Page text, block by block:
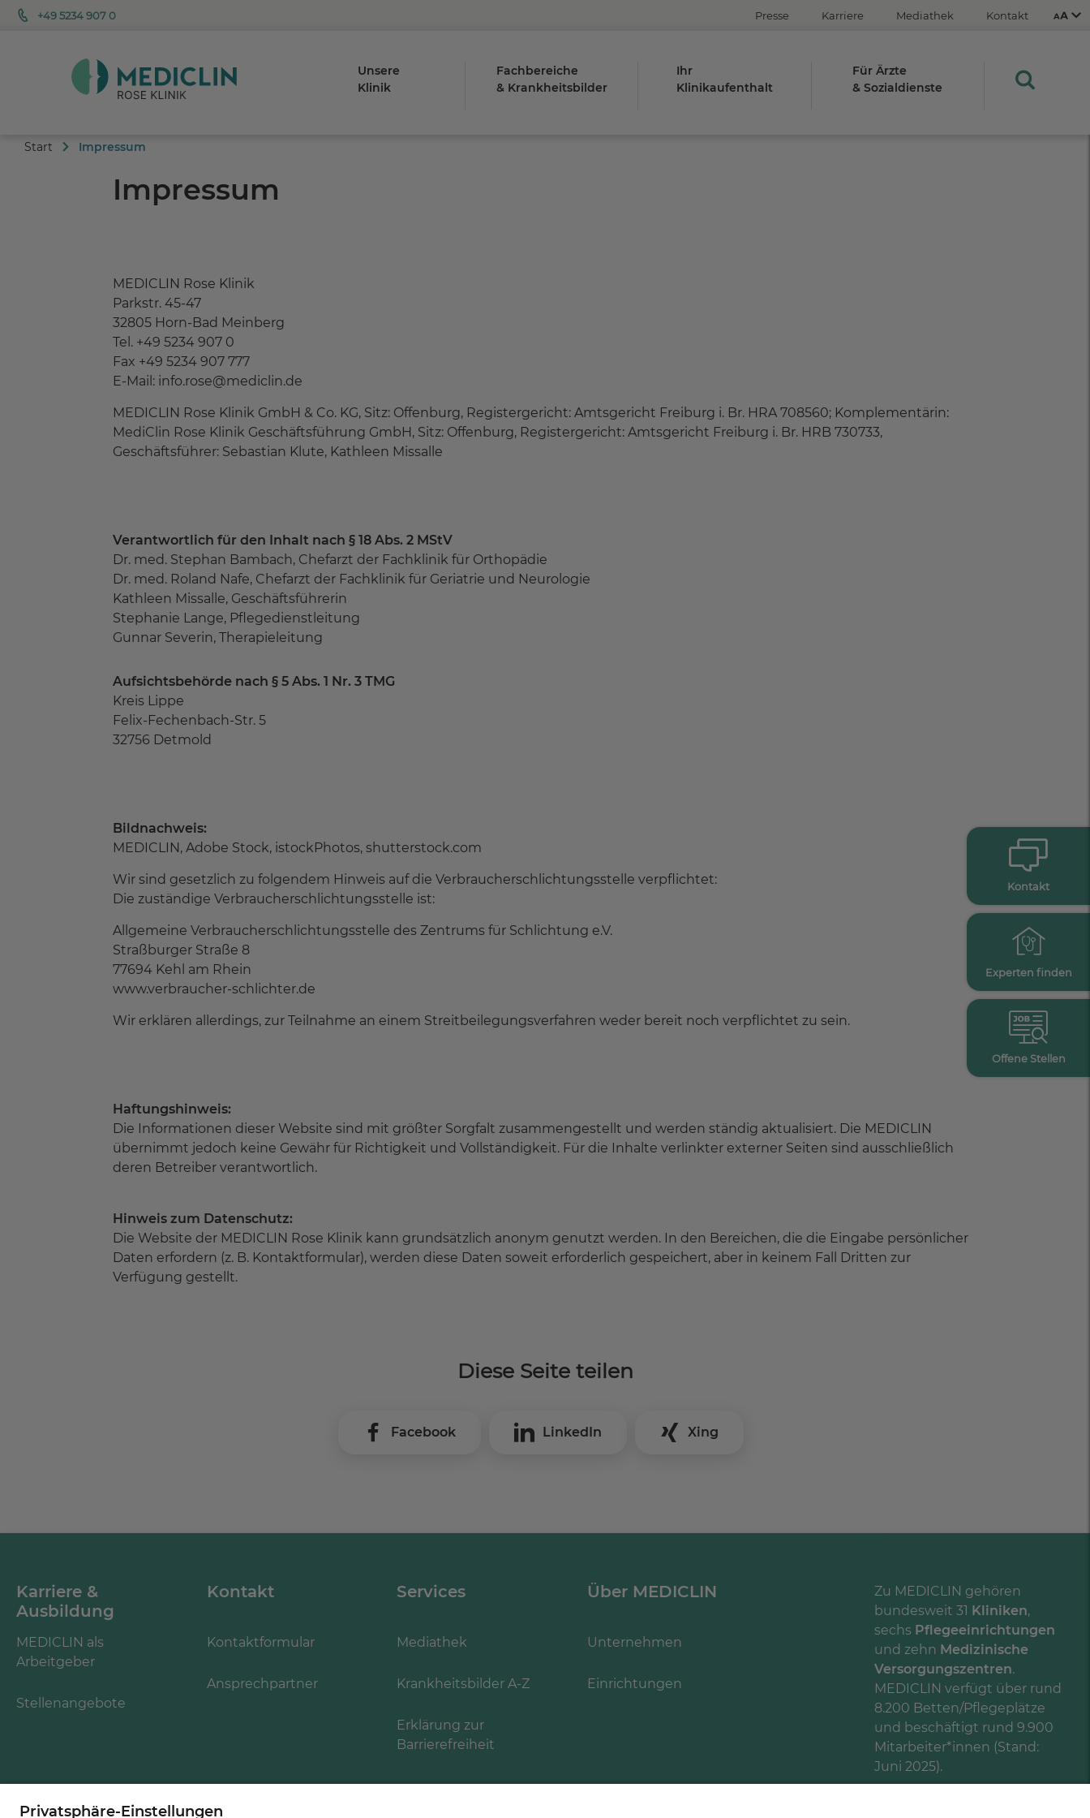
+49 5234 907 0 Presse Karriere Mediathek Kontakt
Unsere
Klinik
Fachbereiche
& Krankheitsbilder
Ihr
Klinikaufenthalt
Für Ärzte
& Sozialdienste
Start Impressum
Impressum
MEDICLIN Rose Klinik
Parkstr. 45-47
32805 Horn-Bad Meinberg
Tel. +49 5234 907 0
Fax +49 5234 907 777
E-Mail: info.rose@mediclin.de
MEDICLIN Rose Klinik GmbH & Co. KG, Sitz: Offenburg, Registergericht: Amtsgericht Freiburg i. Br. HRA 708560; Komplementärin:
MediClin Rose Klinik Geschäftsführung GmbH, Sitz: Offenburg, Registergericht: Amtsgericht Freiburg i. Br. HRB 730733,
Geschäftsführer: Sebastian Klute, Kathleen Missalle
Verantwortlich für den Inhalt nach § 18 Abs. 2 MStV
Dr. med. Stephan Bambach, Chefarzt der Fachklinik für Orthopädie
Dr. med. Roland Nafe, Chefarzt der Fachklinik für Geriatrie und Neurologie
Kathleen Missalle, Geschäftsführerin
Stephanie Lange, Pflegedienstleitung
Gunnar Severin, Therapieleitung
Aufsichtsbehörde nach § 5 Abs. 1 Nr. 3 TMG
Kreis Lippe
Felix-Fechenbach-Str. 5
32756 Detmold
Bildnachweis:
MEDICLIN, Adobe Stock, istockPhotos, shutterstock.com
Wir sind gesetzlich zu folgendem Hinweis auf die Verbraucherschlichtungsstelle verpflichtet:
Die zuständige Verbraucherschlichtungsstelle ist:
Allgemeine Verbraucherschlichtungsstelle des Zentrums für Schlichtung e.V.
Straßburger Straße 8
77694 Kehl am Rhein
www.verbraucher-schlichter.de
Wir erklären allerdings, zur Teilnahme an einem Streitbeilegungsverfahren weder bereit noch verpflichtet zu sein.
Haftungshinweis:
Die Informationen dieser Website sind mit größter Sorgfalt zusammengestellt und werden ständig aktualisiert. Die MEDICLIN
übernimmt jedoch keine Gewähr für Richtigkeit und Vollständigkeit. Für die Inhalte verlinkter externer Seiten sind ausschließlich
deren Betreiber verantwortlich.
Hinweis zum Datenschutz:
Die Website der MEDICLIN Rose Klinik kann grundsätzlich anonym genutzt werden. In den Bereichen, die die Eingabe persönlicher
Daten erfordern (z. B. Kontaktformular), werden diese Daten soweit erforderlich gespeichert, aber in keinem Fall Dritten zur
Verfügung gestellt.
Diese Seite teilen
Facebook LinkedIn Xing
Karriere &
Ausbildung
MEDICLIN als
Arbeitgeber
Stellenangebote
Kontakt
Kontaktformular
Ansprechpartner
Services
Mediathek
Krankheitsbilder A-Z
Erklärung zur
Barrierefreiheit
Über MEDICLIN
Unternehmen
Einrichtungen
Folgen Sie uns:
Zu MEDICLIN gehören
bundesweit 31 Kliniken,
sechs Pflegeeinrichtungen
und zehn Medizinische
Versorgungszentren.
MEDICLIN verfügt über rund
8.200 Betten/Pflegeplätze
und beschäftigt rund 9.900
Mitarbeiter*innen (Stand:
Juni 2025).
Kontakt
Experten finden
Offene Stellen